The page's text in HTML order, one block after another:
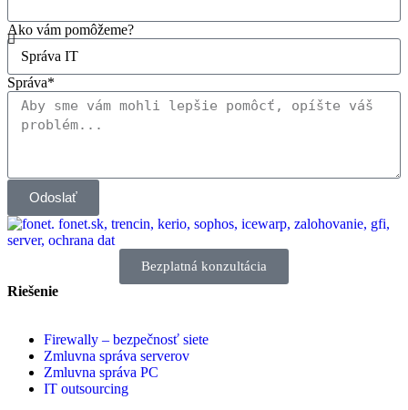
Ako vám pomôžeme?
Správa*
Odoslať
Riešenie
Firewally – bezpečnosť siete
Zmluvna správa serverov
Zmluvna správa PC
IT outsourcing
Bezplatná konzultácia